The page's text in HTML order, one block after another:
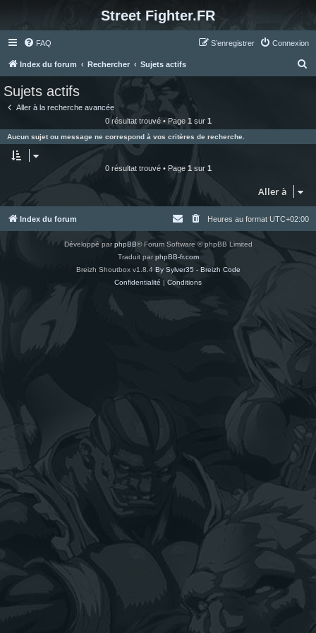
Street Fighter.FR
FAQ Connexion
S’enregistrer
Index du forum Rechercher Sujets actifs
e
r
Sujets actifs
Aller à la recherche avancée
0 résultat trouvé • Page 1 sur 1
Aucun sujet ou message ne correspond à vos critères de recherche.
0 résultat trouvé • Page 1 sur 1
Aller à
Index du forum Heures au format UTC+02:00
Développé parphpBB® Forum Software © phpBB Limited
Traduit parphpBB-fr.com
Breizh Shoutbox v1.8.4 By Sylver35 - Breizh Code
Confidentialité | Conditions